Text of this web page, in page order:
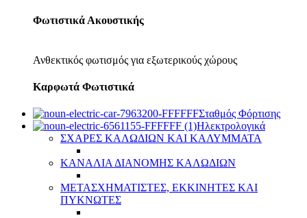
Φωτιστικά Ακουστικής
Ανθεκτικός φωτισμός για εξωτερικούς χώρους
Καρφωτά Φωτιστικά
Σταθμός Φόρτισης
Ηλεκτρολογικά
ΣΧΑΡΕΣ ΚΑΛΩΔΙΩΝ ΚΑΙ ΚΑΛΥΜΜΑΤΑ
ΚΑΝΑΛΙΑ ΔΙΑΝΟΜΗΣ ΚΑΛΩΔΙΩΝ
ΜΕΤΑΣΧΗΜΑΤΙΣΤΕΣ, ΕΚΚΙΝΗΤΕΣ ΚΑΙ
ΠΥΚΝΩΤΕΣ